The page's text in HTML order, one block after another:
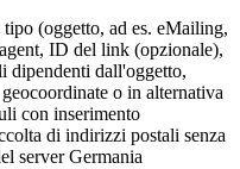
tipo (oggetto, ad es. eMailing,
ID del link (opzionale),
dipendenti dall'oggetto,
o in alternativa
con inserimento
di indirizzi postali senza
server Germania